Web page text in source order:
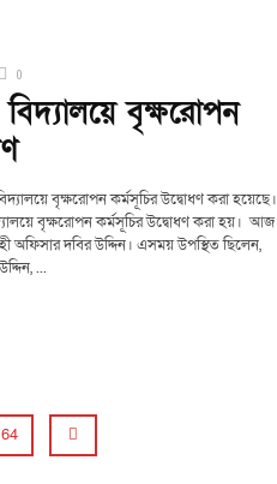
0
বৃক্ষরোপন
বৃক্ষরোপন কর্মসূচির উদ্বোধণ করা হয়েছে।
বৃক্ষরোপন কর্মসূচির উদ্বোধণ করা হয়। আজ
অফিসার দবির উদ্দিন। এসময় উপস্থিত ছিলেন,
...
64